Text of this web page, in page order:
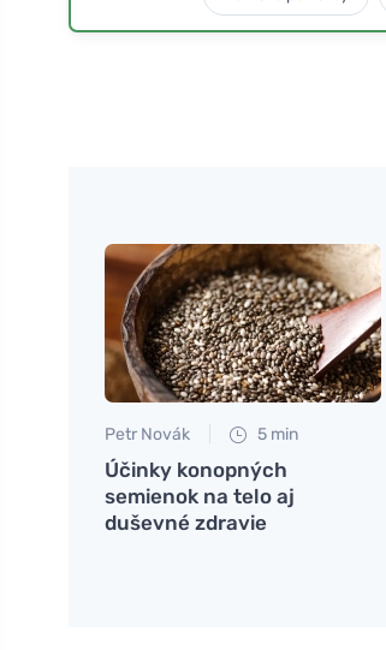
Petr Novák 5 min
Účinky konopných
semienok na telo aj
duševné zdravie